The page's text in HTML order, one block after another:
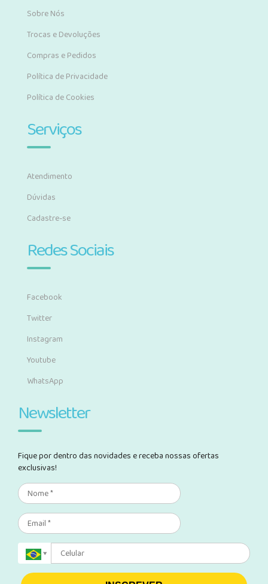
Sobre Nós
Trocas e Devoluções
Compras e Pedidos
Política de Privacidade
Política de Cookies
Serviços
Atendimento
Dúvidas
Cadastre-se
Redes Sociais
Facebook
Twitter
Instagram
Youtube
WhatsApp
Newsletter
Fique por dentro das novidades e receba nossas ofertas
exclusivas!